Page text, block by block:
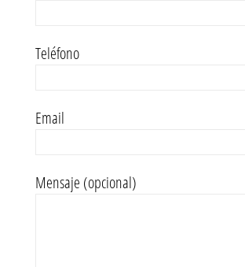
Teléfono
Email
Mensaje (opcional)